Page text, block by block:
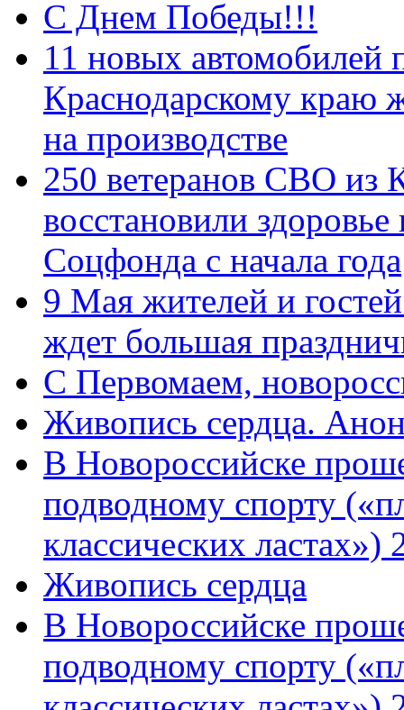
С Днем Победы!!!
11 новых автомобилей
Краснодарскому краю
на производстве
250 ветеранов СВО из
восстановили
Соцфонда с начала года
9 Мая жителей и
ждет большая
C Первомаем,
Живопись сердца.
В Новороссийске
подводному спорту
классических
Живопись сердца
В Новороссийске
подводному спорту